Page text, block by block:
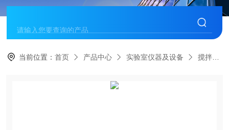
当前位置：首页 产品中心 实验室仪器及设备 搅拌器/分散机